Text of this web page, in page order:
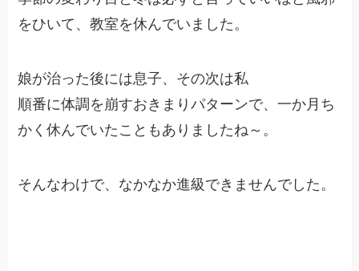
をひいて、教室を休んでいました。
娘が治った後には息子、その次は私
順番に体調を崩すおきまりパターンで、一か月ち
かく休んでいたこともありましたね～。
そんなわけで、なかなか進級できませんでした。